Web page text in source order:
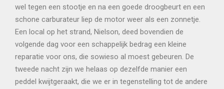
wel tegen een stootje en na een goede droogbeurt en een
schone carburateur liep de motor weer als een zonnetje.
Een local op het strand, Nielson, deed bovendien de
volgende dag voor een schappelijk bedrag een kleine
reparatie voor ons, die sowieso al moest gebeuren. De
tweede nacht zijn we helaas op dezelfde manier een
peddel kwijtgeraakt, die we er in tegenstelling tot de andere